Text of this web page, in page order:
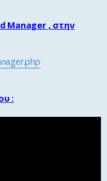
Manager , στην
: